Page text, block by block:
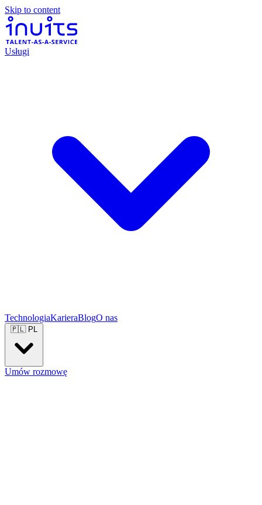
Skip to content
Usługi
TechnologiaKarieraBlogO nas
🇵🇱
Umów rozmowę